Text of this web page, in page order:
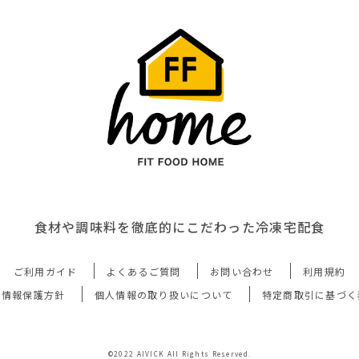
食材や調味料を徹底的にこだわった冷凍宅配食
ご利用ガイド よくあるご質問 お問い合わせ
利用規約
報保護方針
個人情報の取り扱いについて 特定商取引に基づ
©2022 AIVICK All Rights Reserved.